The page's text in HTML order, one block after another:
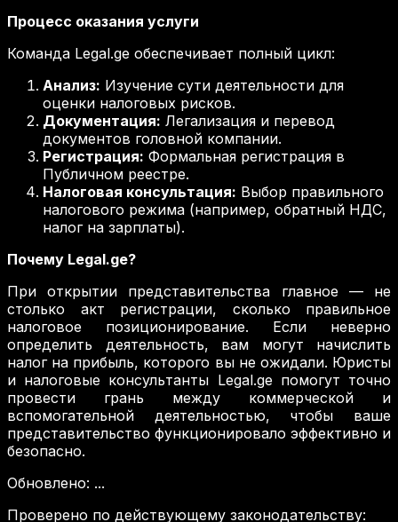
Процесс оказания услуги
Команда Legal.ge обеспечивает полный цикл:
Анализ: Изучение сути деятельности для
оценки налоговых рисков.
Документация: Легализация и перевод
документов головной компании.
Регистрация: Формальная регистрация в
Публичном реестре.
Налоговая консультация: Выбор правильного
налогового режима (например, обратный НДС,
налог на зарплаты).
Почему Legal.ge?
При открытии представительства главное — не
столько акт регистрации, сколько правильное
налоговое позиционирование. Если неверно
определить деятельность, вам могут начислить
налог на прибыль, которого вы не ожидали. Юристы
и налоговые консультанты Legal.ge помогут точно
провести грань между коммерческой и
вспомогательной деятельностью, чтобы ваше
представительство функционировало эффективно и
безопасно.
Обновлено: ...
Проверено по действующему законодательству: